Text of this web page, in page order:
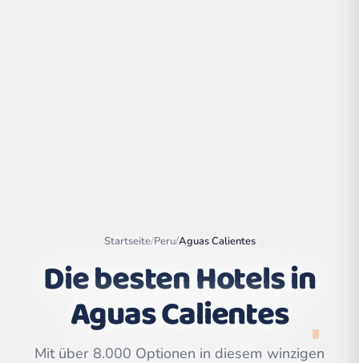
Leaflet
©
OpenStreetMap
Startseite/Peru/Aguas Calientes
Die besten Hotels in
Aguas Calientes
Mit über 8.000 Optionen in diesem winzigen